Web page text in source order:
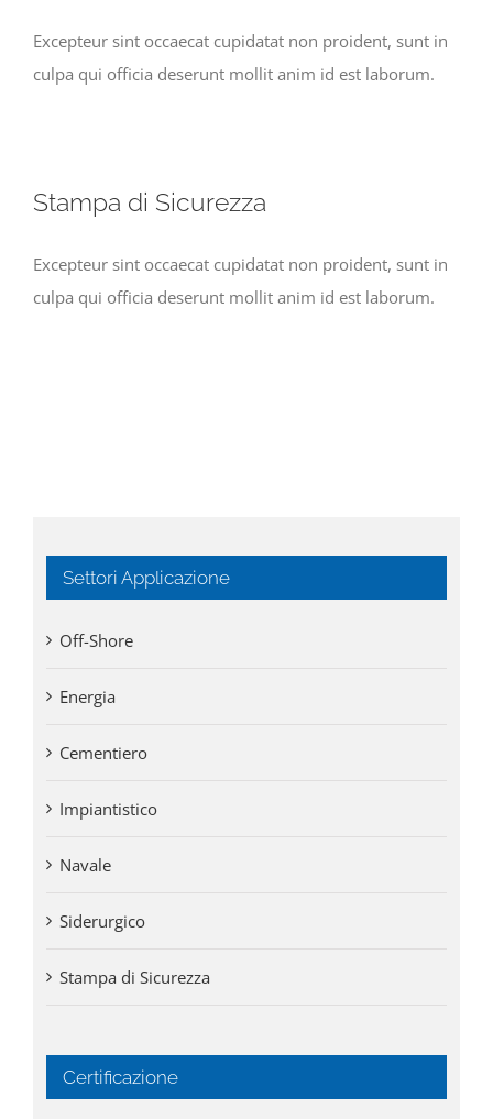
Excepteur sint occaecat cupidatat non proident, sunt in
culpa qui officia deserunt mollit anim id est laborum.
Stampa di Sicurezza
Excepteur sint occaecat cupidatat non proident, sunt in
culpa qui officia deserunt mollit anim id est laborum.
Settori Applicazione
Off-Shore
Energia
Cementiero
Impiantistico
Navale
Siderurgico
Stampa di Sicurezza
Certificazione